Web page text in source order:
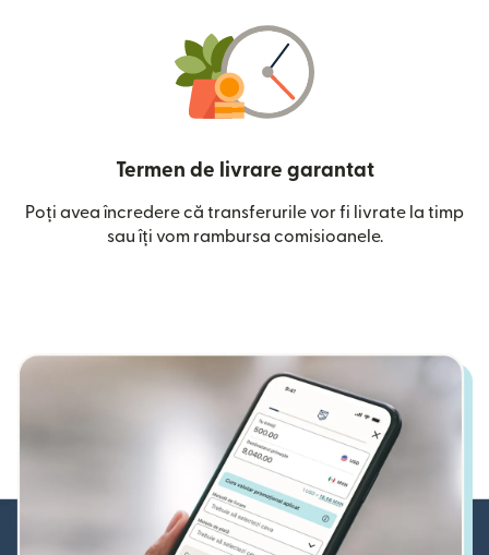
Termen de livrare garantat
Poți avea încredere că transferurile vor fi livrate la timp
sau îți vom rambursa comisioanele.